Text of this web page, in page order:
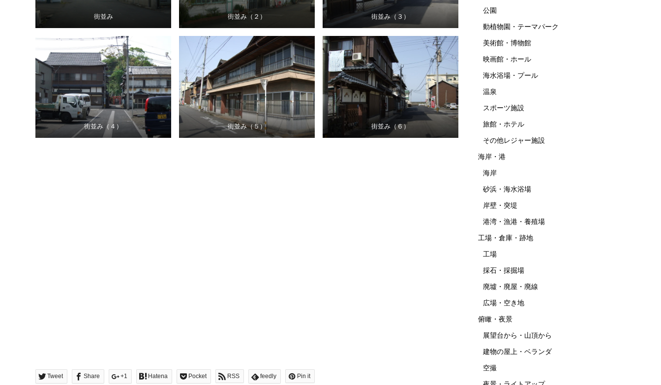
街並み 街並み（２） 街並み（３）
街並み（４） 街並み（５） 街並み（６）
Tweet Share +1 Hatena Pocket RSS feedly Pin it
公園
動植物園・テーマパーク
美術館・博物館
映画館・ホール
海水浴場・プール
温泉
スポーツ施設
旅館・ホテル
その他レジャー施設
海岸・港
海岸
砂浜・海水浴場
岸壁・突堤
港湾・漁港・養殖場
工場・倉庫・跡地
工場
採石・採掘場
廃墟・廃屋・廃線
広場・空き地
俯瞰・夜景
展望台から・山頂から
建物の屋上・ベランダ
空撮